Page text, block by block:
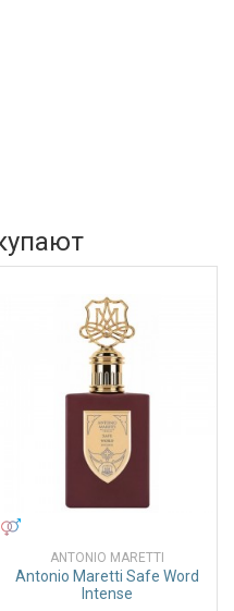
ANTONIO MARETTI
Antonio Maretti Safe Word
Intense